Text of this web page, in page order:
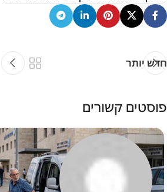
חדש יותר
פוסטים קשורים